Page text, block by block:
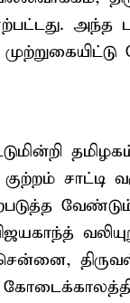
அந்த
சாட்டி